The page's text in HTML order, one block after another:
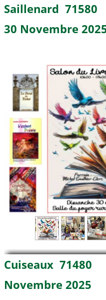
Saillenard
30 Novembre
Cuiseaux
Novembre 2025